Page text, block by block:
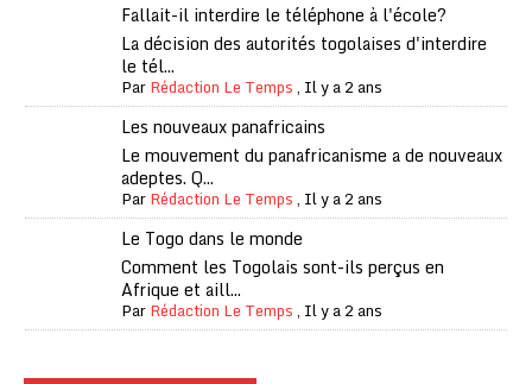
Fallait-il interdire le téléphone à l'école?
La décision des autorités togolaises d'interdire
le tél...
ParRédaction Le Temps, Il y a 2 ans
Les nouveaux panafricains
Le mouvement du panafricanisme a de nouveaux
adeptes. Q...
ParRédaction Le Temps, Il y a 2 ans
Le Togo dans le monde
Comment les Togolais sont-ils perçus en
Afrique et aill...
ParRédaction Le Temps, Il y a 2 ans